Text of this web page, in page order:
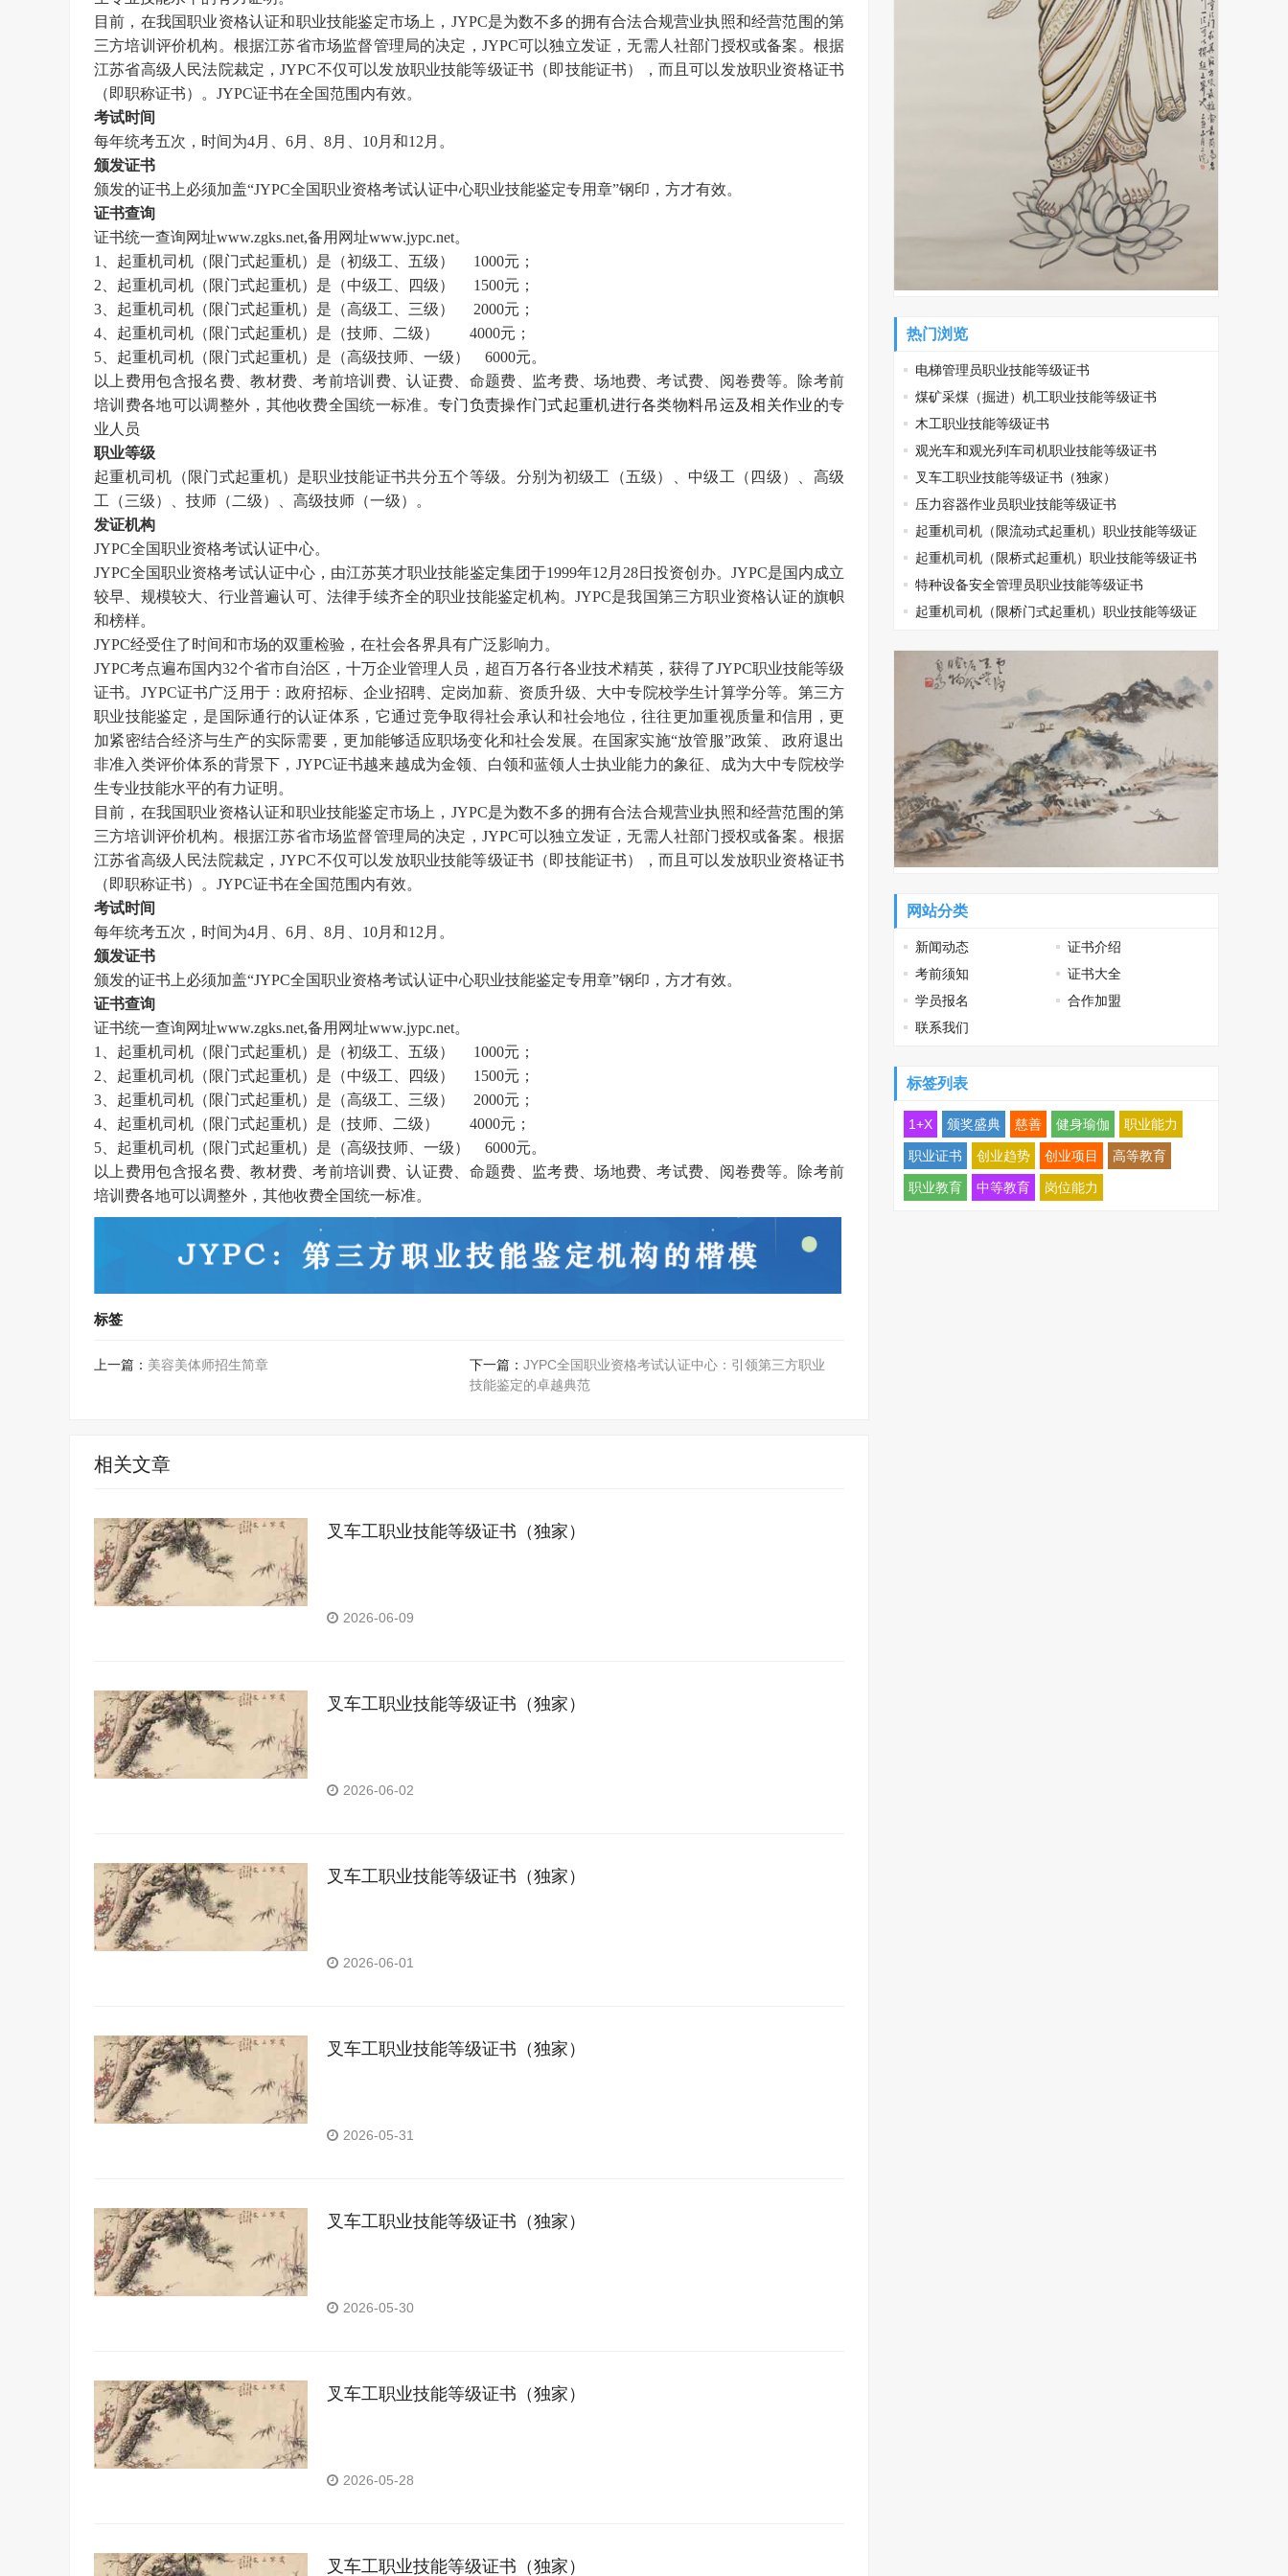
目前，在我国职业资格认证和职业技能鉴定市场上， JYPC是为数不多的拥有合法合规营业执照和经营范围的第
三方培训评价机构。根据江苏省市场监督管理局的决定，JYPC可以独立发证，无需人社部门授权或备案。根据
江苏省高级人民法院裁定，JYPC不仅可以发放职业技能等级证书（即技能证书），而且可以发放职业资格证书
（即职称证书）。JYPC证书在全国范围内有效。
考试时间
每年统考五次，时间为4月、6月、8月、10月和12月。
颁发证书
颁发的证书上必须加盖“JYPC全国职业资格考试认证中心职业技能鉴定专用章”钢印，方才有效。
证书查询
证书统一查询网址www.zgks.net,备用网址www.jypc.net。
1、起重机司机（限门式起重机）是（初级工、五级）
1000元；
2、起重机司机（限门式起重机）是（中级工、四级）
1500元；
3、起重机司机（限门式起重机）是（高级工、三级）
2000元；
4、起重机司机（限门式起重机）是（技师、二级） 4000元；
5、起重机司机（限门式起重机）是（高级技师、一级） 6000元。
以上费用包含报名费、教材费、考前培训费、认证费、命题费、监考费、场地费、考试费、阅卷费等。除考前
培训费各地可以调整外，其他收费全国统一标准。专门负责操作门式起重机进行各类物料吊运及相关作业的专
业人员
职业等级
起重机司机（限门式起重机）是职业技能证书共分五个等级。 分别为初级工（五级）、中级工（四级）、高级
工（三级）、技师（二级）、高级技师（一级）。
发证机构
JYPC全国职业资格考试认证中心。
JYPC全国职业资格考试认证中心，由江苏英才职业技能鉴定集团于1999年12月28日投资创办。JYPC是国内成立
较早、规模较大、行业普遍认可、法律手续齐全的职业技能鉴定机构。JYPC是我国第三方职业资格认证的旗帜
和榜样。
JYPC经受住了时间和市场的双重检验，在社会各界具有广泛影响力。
JYPC考点遍布国内32个省市自治区，十万企业管理人员，超百万各行各业技术精英，获得了JYPC职业技能等级
证书。JYPC证书广泛用于：政府招标、企业招聘、定岗加薪、资质升级、大中专院校学生计算学分等。第三方
职业技能鉴定，是国际通行的认证体系，它通过竞争取得社会承认和社会地位，往往更加重视质量和信用，更
加紧密结合经济与生产的实际需要，更加能够适应职场变化和社会发展。在国家实施“放管服”政策、
政府退出
非准入类评价体系的背景下，JYPC证书越来越成为金领、白领和蓝领人士执业能力的象征、成为大中专院校学
生专业技能水平的有力证明。
目前，在我国职业资格认证和职业技能鉴定市场上， JYPC是为数不多的拥有合法合规营业执照和经营范围的第
三方培训评价机构。根据江苏省市场监督管理局的决定，JYPC可以独立发证，无需人社部门授权或备案。根据
江苏省高级人民法院裁定，JYPC不仅可以发放职业技能等级证书（即技能证书），而且可以发放职业资格证书
（即职称证书）。JYPC证书在全国范围内有效。
考试时间
每年统考五次，时间为4月、6月、8月、10月和12月。
颁发证书
颁发的证书上必须加盖“JYPC全国职业资格考试认证中心职业技能鉴定专用章”钢印，方才有效。
证书查询
证书统一查询网址www.zgks.net,备用网址www.jypc.net。
1、起重机司机（限门式起重机）是（初级工、五级）
1000元；
2、起重机司机（限门式起重机）是（中级工、四级）
1500元；
3、起重机司机（限门式起重机）是（高级工、三级）
2000元；
4、起重机司机（限门式起重机）是（技师、二级） 4000元；
5、起重机司机（限门式起重机）是（高级技师、一级） 6000元。
以上费用包含报名费、教材费、考前培训费、认证费、命题费、监考费、场地费、考试费、阅卷费等。除考前
培训费各地可以调整外，其他收费全国统一标准。
标签
上一篇： 美容美体师招生简章 下一篇： JYPC全国职业资格考试认证中心：引领第三方职业
技能鉴定的卓越典范
相关文章
叉车工职业技能等级证书（独家）
2026-06-09
叉车工职业技能等级证书（独家）
2026-06-02
叉车工职业技能等级证书（独家）
2026-06-01
叉车工职业技能等级证书（独家）
2026-05-31
叉车工职业技能等级证书（独家）
2026-05-30
叉车工职业技能等级证书（独家）
2026-05-28
叉车工职业技能等级证书（独家）
热门浏览
电梯管理员职业技能等级证书
煤矿采煤（掘进）机工职业技能等级证书
木工职业技能等级证书
观光车和观光列车司机职业技能等级证书
叉车工职业技能等级证书（独家）
压力容器作业员职业技能等级证书
起重机司机（限流动式起重机）职业技能等级证
书起重机司机（限桥式起重机）职业技能等级证书
特种设备安全管理员职业技能等级证书
起重机司机（限桥门式起重机）职业技能等级证
网站分类
新闻动态
证书介绍
考前须知
证书大全
学员报名
合作加盟
联系我们
标签列表
1+X 颁奖盛典 慈善 健身瑜伽 职业能力
职业证书 创业趋势 创业项目 高等教育
职业教育 中等教育 岗位能力